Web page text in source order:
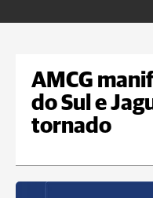
AMCG
do Sul e
tornado